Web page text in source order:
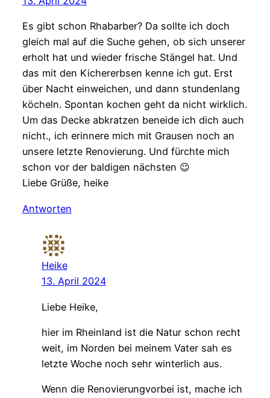
Es gibt schon Rhabarber? Da sollte ich doch
gleich mal auf die Suche gehen, ob sich unserer
erholt hat und wieder frische Stängel hat. Und
das mit den Kichererbsen kenne ich gut. Erst
über Nacht einweichen, und dann stundenlang
köcheln. Spontan kochen geht da nicht wirklich.
Um das Decke abkratzen beneide ich dich auch
nicht., ich erinnere mich mit Grausen noch an
unsere letzte Renovierung. Und fürchte mich
schon vor der baldigen nächsten 😉
Liebe Grüße, heike
Antworten
Heike
13. April 2024
Liebe Heike,
hier im Rheinland ist die Natur schon recht
weit, im Norden bei meinem Vater sah es
letzte Woche noch sehr winterlich aus.
Wenn die Renovierungvorbei ist, mache ich